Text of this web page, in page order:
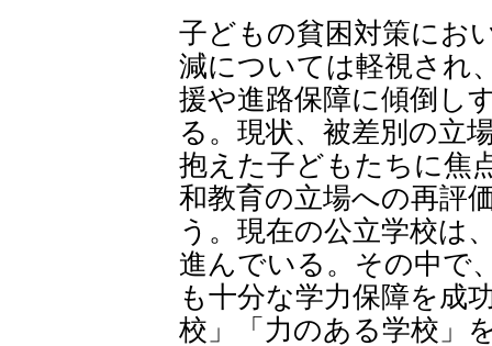
子どもの貧困対策にお
減については軽視され
援や進路保障に傾倒し
る。現状、被差別の立
抱えた子どもたちに焦
和教育の立場への再評
う。現在の公立学校は
進んでいる。その中で
も十分な学力保障を成
校」「力のある学校